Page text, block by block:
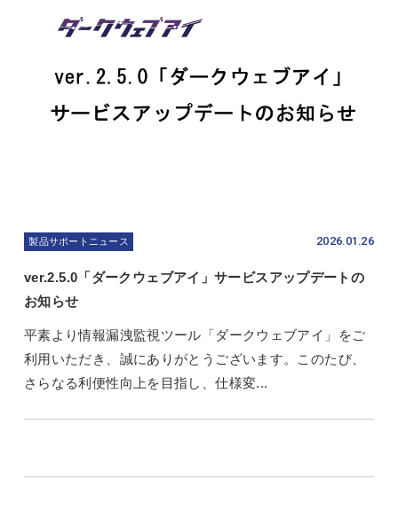
製品サポートニュース 2026.01.26
ver.2.5.0「ダークウェブアイ」サービスアップデートの
お知らせ
平素より情報漏洩監視ツール「ダークウェブアイ」をご
利用いただき、誠にありがとうございます。このたび、
さらなる利便性向上を目指し、仕様変...